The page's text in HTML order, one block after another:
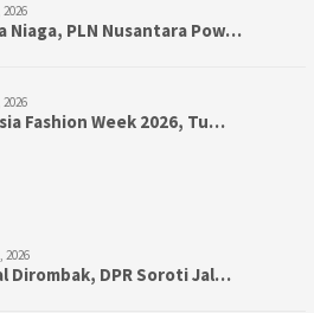
Niaga, PLN Nusantara Pow…
Fashion Week 2026, Tu…
2026
Dirombak, DPR Soroti Jal…